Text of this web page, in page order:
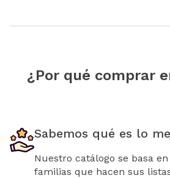
¿Por qué comprar
Sabemos qué es lo
Nuestro catálogo se basa
familias que hacen sus